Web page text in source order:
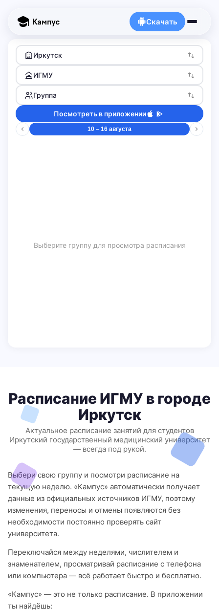
Скачать
Иркутск
ИГМУ
Группа
Посмотреть в приложении
10 – 16 августа
Выберите группу для просмотра расписания
Расписание ИГМУ в городе
Иркутск
Актуальное расписание занятий для студентов
Иркутский государственный медицинский университет
— всегда под рукой.
Выбери свою группу и посмотри расписание на
текущую неделю. «Кампус» автоматически получает
данные из официальных источников ИГМУ, поэтому
изменения, переносы и отмены появляются без
необходимости постоянно проверять сайт
университета.
Переключайся между неделями, числителем и
знаменателем, просматривай расписание с телефона
или компьютера — всё работает быстро и бесплатно.
«Кампус» — это не только расписание. В приложении
ты найдёшь: